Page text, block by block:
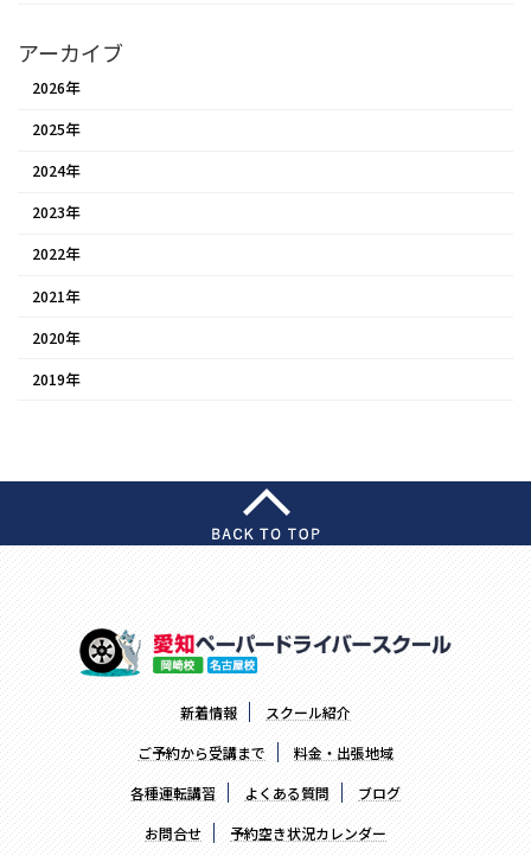
アーカイブ
2026年
2025年
2024年
2023年
2022年
2021年
2020年
2019年
新着情報
スクール紹介
ご予約から受講まで
料金・出張地域
各種運転講習
よくある質問
ブログ
お問合せ
予約空き状況カレンダー